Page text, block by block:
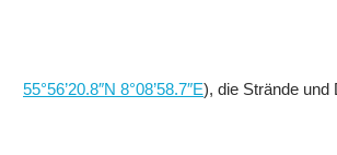
55°56’20.8″N 8°08’58.7″E), die Strände und